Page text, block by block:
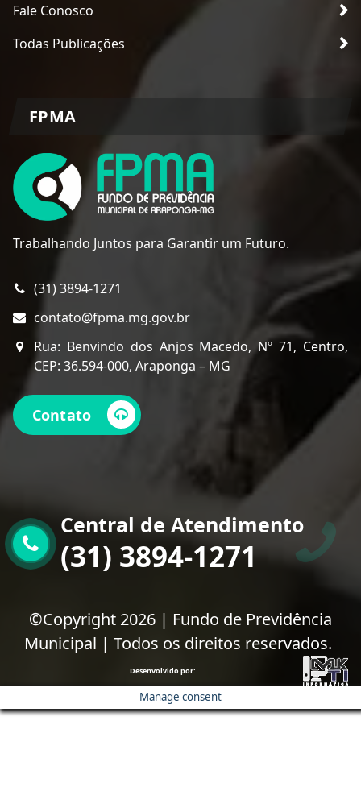
Fale Conosco
Todas Publicações
FPMA
Trabalhando Juntos para Garantir um Futuro.
(31) 3894-1271
contato@fpma.mg.gov.br
Rua: Benvindo dos Anjos Macedo, Nº 71, Centro,
CEP: 36.594-000, Araponga – MG
Contato
Central de Atendimento
(31) 3894-1271
©Copyright 2026 | Fundo de Previdência
Municipal | Todos os direitos reservados.
Desenvolvido por:
Manage consent